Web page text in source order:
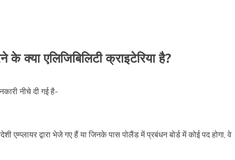
के क्या एलिजिबिलिटी क्राइटेरिया है?
नीचे दी गई है-
एम्प्लायर द्वारा भेजे गए हैं या जिनके पास पोलैंड में प्रबंधन बोर्ड में कोई पद होगा, वे